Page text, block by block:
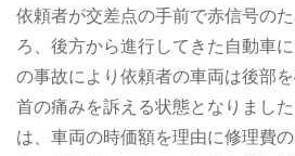
依頼者が交差点の手前で赤信号の
ろ、後方から進行してきた自動車に
の事故により依頼者の車両は後部
首の痛みを訴える状態となりました
は、車両の時価額を理由に修理費